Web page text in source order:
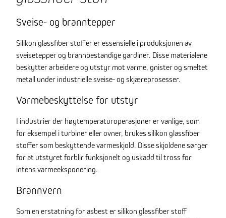
Sveise- og branntepper
Silikon glassfiber stoffer er essensielle i produksjonen av
sveisetepper og brannbestandige gardiner. Disse materialene
beskytter arbeidere og utstyr mot varme, gnister og smeltet
metall under industrielle sveise- og skjæreprosesser.
Varmebeskyttelse for utstyr
I industrier der høytemperaturoperasjoner er vanlige, som
for eksempel i turbiner eller ovner, brukes silikon glassfiber
stoffer som beskyttende varmeskjold. Disse skjoldene sørger
for at utstyret forblir funksjonelt og uskadd til tross for
intens varmeeksponering.
Brannvern
Som en erstatning for asbest er silikon glassfiber stoff